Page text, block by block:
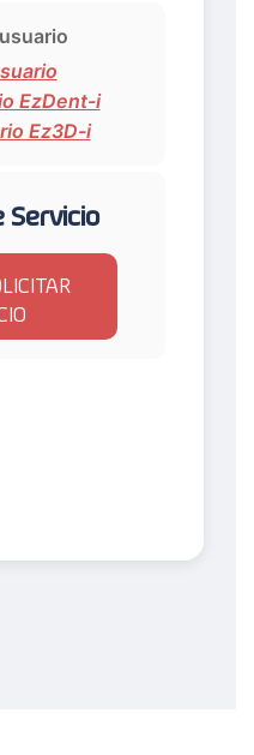
EzDent-i
Ez3D-i
Servicio